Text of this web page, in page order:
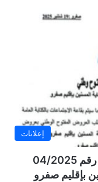
إعلانات
إعلان عن طلب عروض مفتوح وطني رقم 04/2025
بإقليم صفرو